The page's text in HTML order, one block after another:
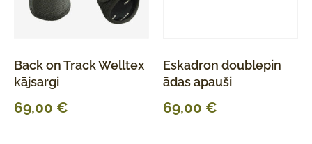
Back on Track Welltex
kājsargi
69,00 €
Eskadron doublepin
ādas apauši
69,00 €